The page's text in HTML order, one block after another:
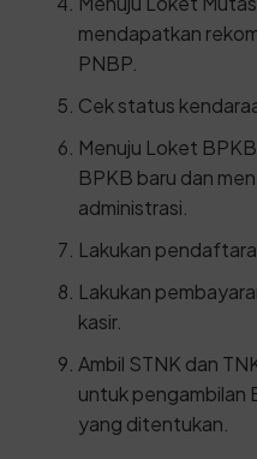
mendapatkan
PNBP.
Cek status
Menuju Loket
BPKB baru dan
administrasi.
Lakukan
Lakukan
kasir.
Ambil STNK dan
untuk pengambilan
yang ditentukan.